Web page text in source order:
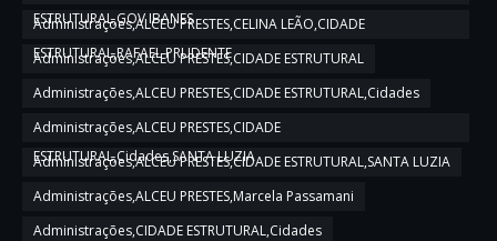
ESTRUTURAL,GOV IBANES
Administrações,ALCEU PRESTES,CELINA LEÃO,CIDADE
ESTRUTURAL,RAFAEL PRUDENTE
Administrações,ALCEU PRESTES,CIDADE ESTRUTURAL
Administrações,ALCEU PRESTES,CIDADE ESTRUTURAL,Cidades
Administrações,ALCEU PRESTES,CIDADE
ESTRUTURAL,Cidades,SANTA LUZIA
Administrações,ALCEU PRESTES,CIDADE ESTRUTURAL,SANTA LUZIA
Administrações,ALCEU PRESTES,Marcela Passamani
Administrações,CIDADE ESTRUTURAL,Cidades